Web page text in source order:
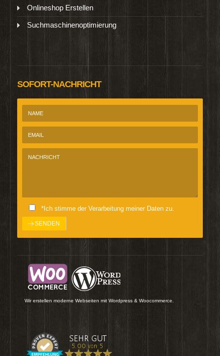
Onlineshop Erstellen
Suchmaschinenoptimierung
SOFORT-NACHRICHT
*Ich stimme der Verarbeitung meiner Daten zu.
Wir erstellen moderne Webseiten mit Wordpress & Woocommerce.